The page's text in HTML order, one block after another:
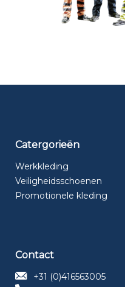
Catergorieën
Werkkleding
Veiligheidsschoenen
Promotionele kleding
Contact
+31 (0)416563005